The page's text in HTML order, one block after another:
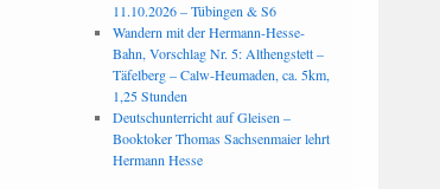
11.10.2026 – Tübingen & S6
Wandern mit der Hermann-Hesse-
Bahn, Vorschlag Nr. 5: Althengstett –
Täfelberg – Calw-Heumaden, ca. 5km,
1,25 Stunden
Deutschunterricht auf Gleisen –
Booktoker Thomas Sachsenmaier lehrt
Hermann Hesse